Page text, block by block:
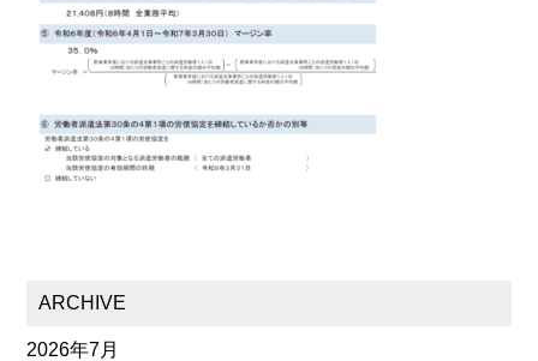
ARCHIVE
2026年7月